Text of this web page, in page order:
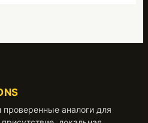
аналоги для